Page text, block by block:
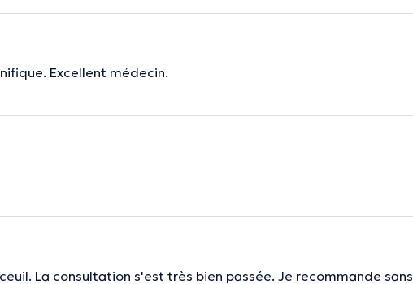
Excellent médecin.
La consultation s'est très bien passée. Je recommande sans